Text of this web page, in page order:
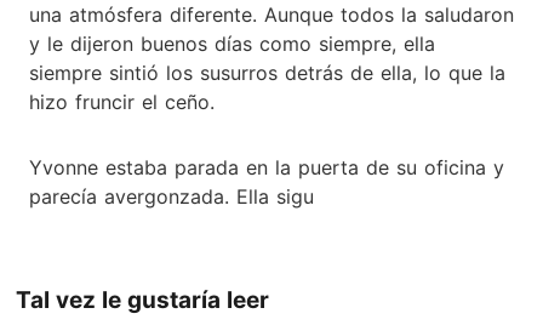
una atmósfera diferente. Aunque todos la saludaron
y le dijeron buenos días como siempre, ella
siempre sintió los susurros detrás de ella, lo que la
hizo fruncir el ceño.
Yvonne estaba parada en la puerta de su oficina y
parecía avergonzada. Ella sigu
Tal vez le gustaría leer